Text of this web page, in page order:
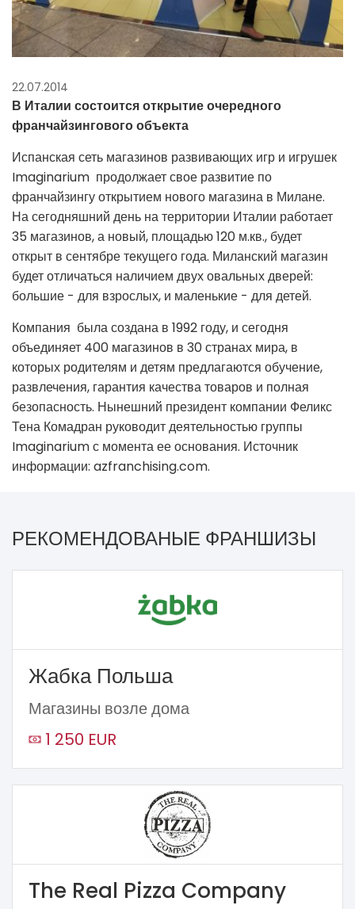
22.07.2014
В Италии состоится открытие очередного
франчайзингового объекта
Испанская сеть магазинов развивающих игр и игрушек
Imaginarium продолжает свое развитие по
франчайзингу открытием нового магазина в Милане.
На сегодняшний день на территории Италии работает
35 магазинов, а новый, площадью 120 м.кв., будет
открыт в сентябре текущего года. Миланский магазин
будет отличаться наличием двух овальных дверей:
большие - для взрослых, и маленькие - для детей.
Компания была создана в 1992 году, и сегодня
объединяет 400 магазинов в 30 странах мира, в
которых родителям и детям предлагаются обучение,
развлечения, гарантия качества товаров и полная
безопасность. Нынешний президент компании Феликс
Тена Комадран руководит деятельностью группы
Imaginarium с момента ее основания. Источник
информации: azfranchising.com.
РЕКОМЕНДОВАНЫЕ ФРАНШИЗЫ
Жабка Польша
Магазины возле дома
1 250 EUR
The Real Pizza Company